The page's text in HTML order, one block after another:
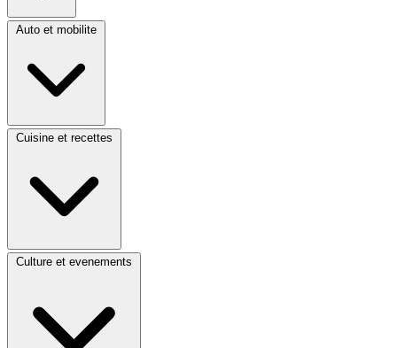
Auto et mobilite
Cuisine et recettes
Culture et evenements